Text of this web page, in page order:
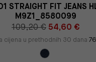
STRAIGHT FIT JEANS
M9Z1_8580099
109,20 € 54,60 €
cijena u prethodnih 30 dana